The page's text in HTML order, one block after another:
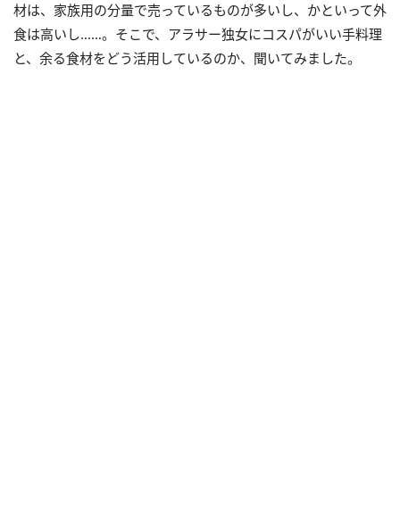
材は、家族用の分量で売っているものが多いし、かといって外
食は高いし……。そこで、アラサー独女にコスパがいい手料理
と、余る食材をどう活用しているのか、聞いてみました。